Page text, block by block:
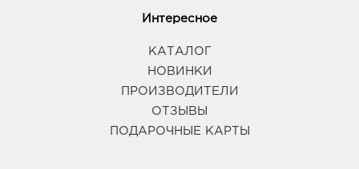
Интересное
КАТАЛОГ
НОВИНКИ
ПРОИЗВОДИТЕЛИ
ОТЗЫВЫ
ПОДАРОЧНЫЕ КАРТЫ